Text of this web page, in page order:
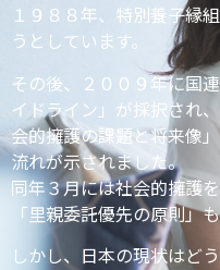
１９８８年、特別養⼦縁
うとしています。
その後、２００９年に国
イドライン」が採択され
会的擁護の課題と将来像
流れが示されました。
同年３⽉には社会的擁護
「⾥親委託優先の原則」
しかし、⽇本の現状はどう